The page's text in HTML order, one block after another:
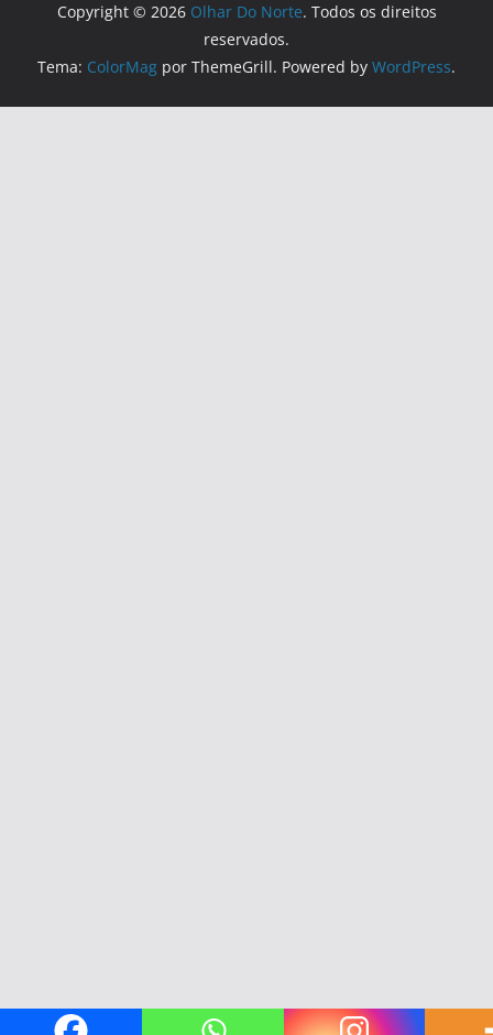
Copyright © 2026 Olhar Do Norte. Todos os direitos
reservados.
Tema: ColorMag por ThemeGrill. Powered by WordPress.